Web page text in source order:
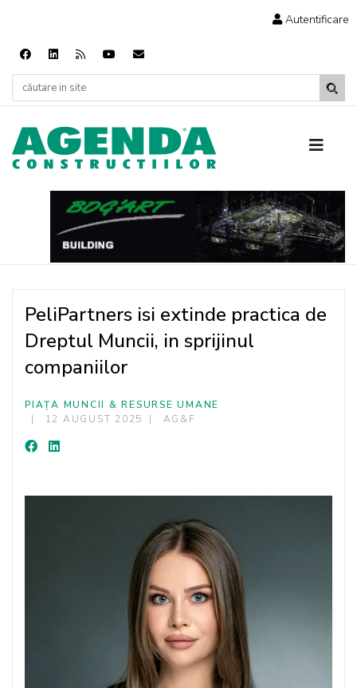
Autentificare
PeliPartners isi extinde practica de
Dreptul Muncii, in sprijinul
companiilor
PIAȚA MUNCII & RESURSE UMANE
12 AUGUST 2025
AG&F